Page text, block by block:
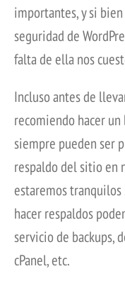
importantes, y si
seguridad de
falta de ella nos
Incluso antes de
recomiendo hacer un
siempre pueden ser
respaldo del sitio en
estaremos tranquilos
hacer respaldos
servicio de backups,
cPanel, etc.